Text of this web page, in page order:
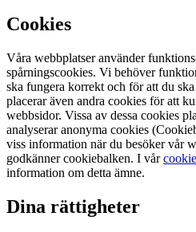
Cookies
Våra webbplatser använder
spårningscookies. Vi behöver
ska fungera korrekt och för att du
placerar även andra cookies för att
webbsidor. Vissa av dessa cookies
analyserar anonyma cookies
viss information när du besöker vår
godkänner cookiebalken. I vår
information om detta ämne.
Dina rättigheter